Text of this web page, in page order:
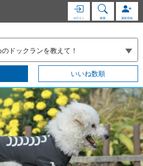
ログイン 検索 新規登録
ドックランを教えて！
いいね数順